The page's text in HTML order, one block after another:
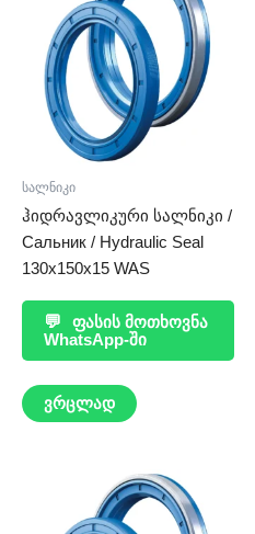
სალნიკი
ჰიდრავლიკური სალნიკი /
Сальник / Hydraulic Seal
130x150x15 WAS
💬
ფასის მოთხოვნა
WhatsApp-ში
ვრცლად